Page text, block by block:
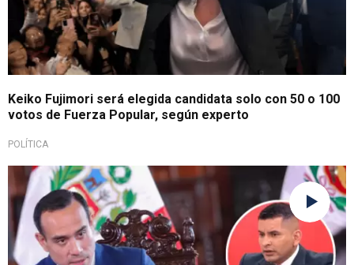
Keiko Fujimori será elegida candidata solo con 50 o 100
votos de Fuerza Popular, según experto
POLÍTICA
En diálogo con Exitosa